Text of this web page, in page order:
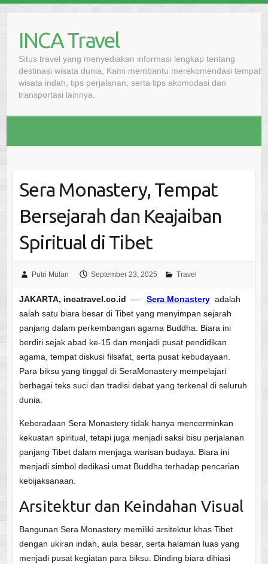
contentINCA Travel
Situs travel yang menyediakan informasi lengkap tentang
destinasi wisata dunia, Kami membantu merekomendasi tempat
wisata indah, tips perjalanan, serta tips akomodasi dan
transportasi lainnya.
Sera Monastery, Tempat
Bersejarah dan Keajaiban
Spiritual di Tibet
Putri Mulan September 23, 2025 Travel
JAKARTA, incatravel.co.id — Sera Monasteryadalah
salah satu biara besar di Tibet yang menyimpan sejarah
panjang dalam perkembangan agama Buddha. Biara ini
berdiri sejak abad ke-15 dan menjadi pusat pendidikan
agama, tempat diskusi filsafat, serta pusat kebudayaan.
Para biksu yang tinggal di SeraMonastery mempelajari
berbagai teks suci dan tradisi debat yang terkenal di seluruh
dunia.
Keberadaan Sera Monastery tidak hanya mencerminkan
kekuatan spiritual, tetapi juga menjadi saksi bisu perjalanan
panjang Tibet dalam menjaga warisan budaya. Biara ini
menjadi simbol dedikasi umat Buddha terhadap pencarian
kebijaksanaan.
Arsitektur dan Keindahan Visual
Bangunan Sera Monastery memiliki arsitektur khas Tibet
dengan ukiran indah, aula besar, serta halaman luas yang
menjadi pusat kegiatan para biksu. Dinding biara dihiasi